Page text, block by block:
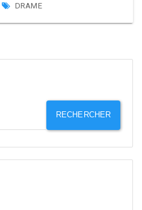
DRAME
RECHERCHER